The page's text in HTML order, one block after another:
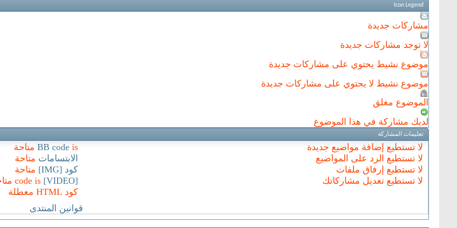
Icon Legend
مشاركات جديدة
لا توجد مشاركات جديدة
موضوع نشيط يحتوي على مشاركات جديدة
موضوع نشيط لا يحتوي على مشاركات جديدة
الموضوع مغلق
لديك مشاركة في هذا الموضوع
تعليمات المشاركة
لا تستطيع إضافة مواضيع جديدة
لا تستطيع الرد على المواضيع
لا تستطيع إرفاق ملفات
لا تستطيع تعديل مشاركاتك
BB codeis
متاحة
الابتسامات متاحة
كود [IMG]
متاحة
[VIDEO]
code is
كود HTML
معطلة
قوانين المنتدى